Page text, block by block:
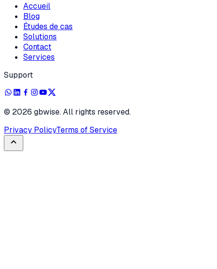
Accueil
Blog
Études de cas
Solutions
Contact
Services
Support
© 2026 gbwise. All rights reserved.
Privacy PolicyTerms of Service